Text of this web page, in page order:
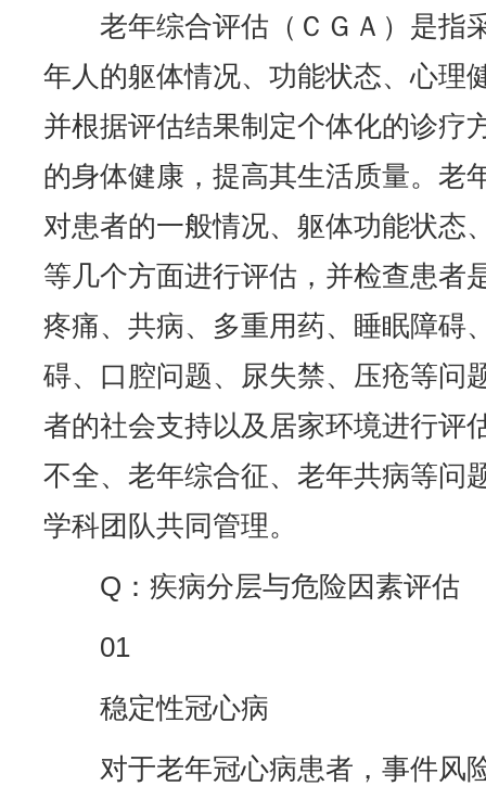
老年综合评估（ＣＧＡ）是指
年人的躯体情况、功能状态、心理
并根据评估结果制定个体化的诊疗
的身体健康，提高其生活质量。老
对患者的一般情况、躯体功能状态
等几个方面进行评估，并检查患者
疼痛、共病、多重用药、睡眠障碍
碍、口腔问题、尿失禁、压疮等问
者的社会支持以及居家环境进行评
不全、老年综合征、老年共病等问
学科团队共同管理。
Q：疾病分层与危险因素评估
01
稳定性冠心病
对于老年冠心病患者，事件风